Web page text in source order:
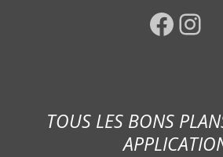
Facebook Instagram
TOUS LES BONS